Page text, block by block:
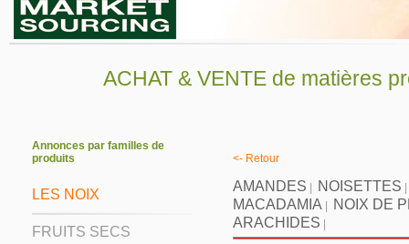
ACHAT & VENTE de matières
Annonces par familles de
produits
LES NOIX
FRUITS SECS
<- Retour
AMANDES NOISETTES
MACADAMIA
NOIX DE
ARACHIDES